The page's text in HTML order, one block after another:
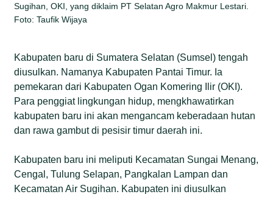
Sugihan, OKI, yang diklaim PT Selatan Agro Makmur Lestari.
Foto: Taufik Wijaya
Kabupaten baru di Sumatera Selatan (Sumsel) tengah
diusulkan. Namanya Kabupaten Pantai Timur. Ia
pemekaran dari Kabupaten Ogan Komering Ilir (OKI).
Para penggiat lingkungan hidup, mengkhawatirkan
kabupaten baru ini akan mengancam keberadaan hutan
dan rawa gambut di pesisir timur daerah ini.
Kabupaten baru ini meliputi Kecamatan Sungai Menang,
Cengal, Tulung Selapan, Pangkalan Lampan dan
Kecamatan Air Sugihan. Kabupaten ini diusulkan